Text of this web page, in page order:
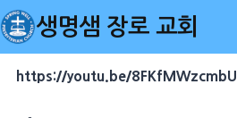
Skip
to
content
생명샘 장로 교회
https://youtu.be/8FKfMWzcmbU